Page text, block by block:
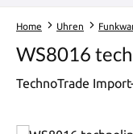
Home Uhren
WS8016
TechnoTrade